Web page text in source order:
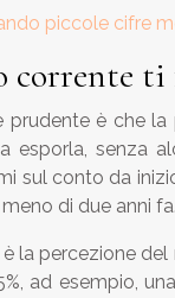
piccole cifre
corrente
è che
senza
conto da
di due anni fa.
la percezione
ad esempio,